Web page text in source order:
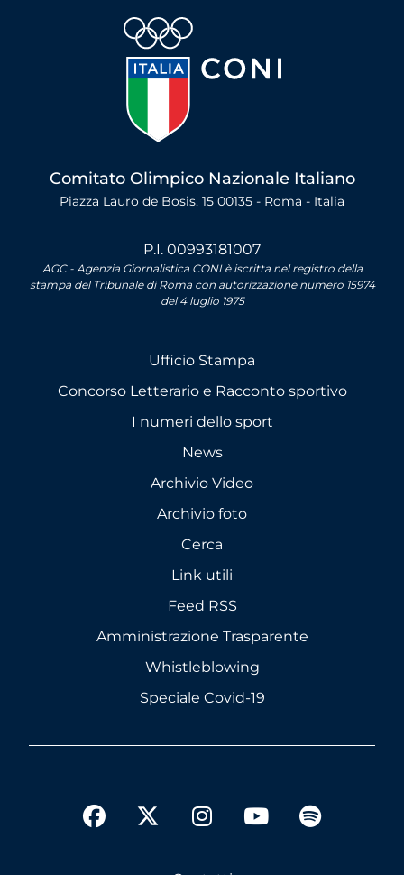
Comitato Olimpico Nazionale Italiano
Piazza Lauro de Bosis, 15 00135 - Roma - Italia
P.I. 00993181007
AGC - Agenzia Giornalistica CONI è iscritta nel registro della
stampa del Tribunale di Roma con autorizzazione numero 15974
del 4 luglio 1975
Ufficio Stampa
Concorso Letterario e Racconto sportivo
I numeri dello sport
News
Archivio Video
Archivio foto
Cerca
Link utili
Feed RSS
Amministrazione Trasparente
Whistleblowing
Speciale Covid-19
facebookinstagram
youtubespotify